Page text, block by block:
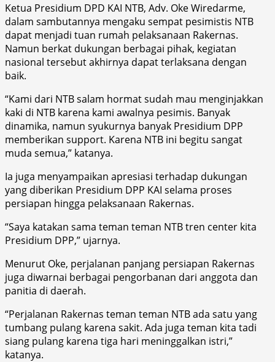
Ketua Presidium DPD KAI NTB, Adv. Oke Wiredarme,
dalam sambutannya mengaku sempat pesimistis NTB
dapat menjadi tuan rumah pelaksanaan Rakernas.
Namun berkat dukungan berbagai pihak, kegiatan
nasional tersebut akhirnya dapat terlaksana dengan
baik.
“Kami dari NTB salam hormat sudah mau menginjakkan
kaki di NTB karena kami awalnya pesimis. Banyak
dinamika, namun syukurnya banyak Presidium DPP
memberikan support. Karena NTB ini begitu sangat
muda semua,” katanya.
Ia juga menyampaikan apresiasi terhadap dukungan
yang diberikan Presidium DPP KAI selama proses
persiapan hingga pelaksanaan Rakernas.
“Saya katakan sama teman teman NTB tren center kita
Presidium DPP,” ujarnya.
Menurut Oke, perjalanan panjang persiapan Rakernas
juga diwarnai berbagai pengorbanan dari anggota dan
panitia di daerah.
“Perjalanan Rakernas teman teman NTB ada satu yang
tumbang pulang karena sakit. Ada juga teman kita tadi
siang pulang karena tiga hari meninggalkan istri,”
katanya.